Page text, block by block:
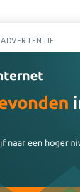
ADVERTENTIE